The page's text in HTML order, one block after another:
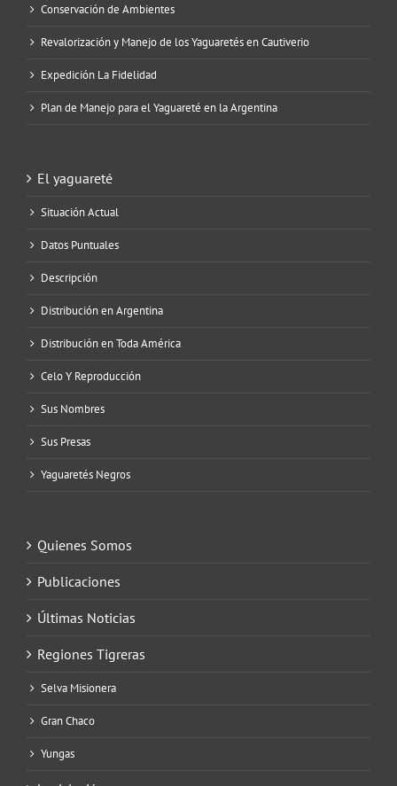
Conservación de Ambientes
Revalorización y Manejo de los Yaguaretés en Cautiverio
Expedición La Fidelidad
Plan de Manejo para el Yaguareté en la Argentina
El yaguareté
Situación Actual
Datos Puntuales
Descripción
Distribución en Argentina
Distribución en Toda América
Celo Y Reproducción
Sus Nombres
Sus Presas
Yaguaretés Negros
Quienes Somos
Publicaciones
Últimas Noticias
Regiones Tigreras
Selva Misionera
Gran Chaco
Yungas